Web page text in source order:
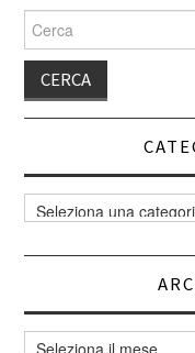
per:
Categorie
articoli
Archivi